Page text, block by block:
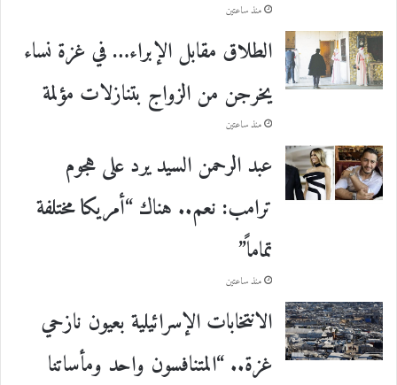
منذ ساعتين
الطلاق مقابل الإبراء… في غزة نساء
يخرجن من الزواج بتنازلات مؤلمة
منذ ساعتين
عبد الرحمن السيد يرد على هجوم
ترامب: نعم.. هناك “أمريكا مختلفة
تماماً”
منذ ساعتين
الانتخابات الإسرائيلية بعيون نازحي
غزة.. “المتنافسون واحد ومأساتنا